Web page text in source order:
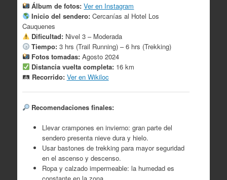
Álbum de fotos: Ver en Instagram
Inicio del sendero: Cercanías al Hotel Los
Cauquenes
Dificultad: Nivel 3 – Moderada
Tiempo: 3 hrs (Trail Running) – 6 hrs (Trekking)
Fotos tomadas: Agosto 2024
Distancia vuelta completa: 16 km
🛤 Recorrido: Ver en Wikiloc
Recomendaciones finales:
Llevar crampones en invierno: gran parte del
sendero presenta nieve dura y hielo.
Usar bastones de trekking para mayor seguridad
en el ascenso y descenso.
Ropa y calzado impermeable: la humedad es
constante en la zona.